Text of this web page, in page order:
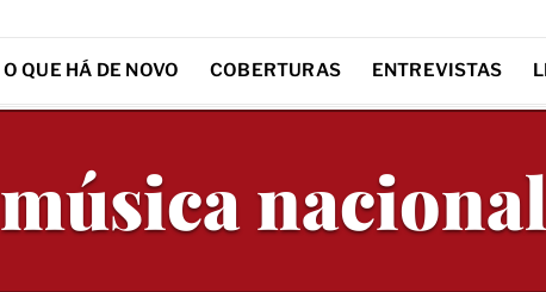
O QUE HÁ DE NOVO COBERTURAS ENTREVISTAS
música nacional